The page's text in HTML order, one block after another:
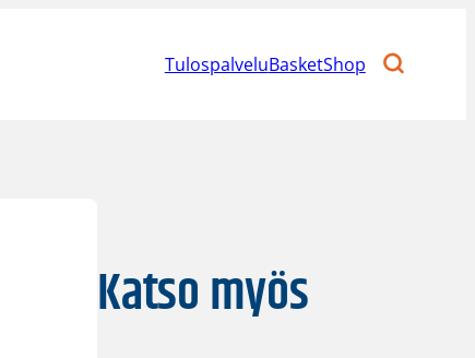
TulospalveluBasketShop
Katso myös